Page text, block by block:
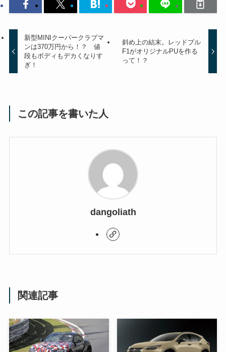
新型MINIクーパークラブマ
ンは370万円から！？ 値
段もボディもデカくなりす
ぎ！
斜め上の結末。レッドブル
F1がオリジナルPUを作る
って！？
この記事を書いた人
dangoliath
関連記事